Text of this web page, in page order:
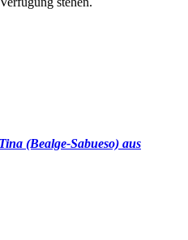
(Bealge-Sabueso) aus